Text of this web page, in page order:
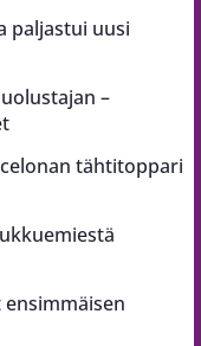
paljastui uusi
–
tähtitoppari